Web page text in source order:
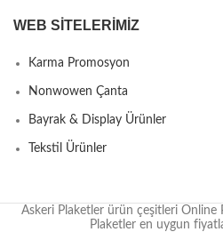
WEB SITELERIMIZ
Karma Promosyon
Nonwowen Çanta
Bayrak & Display Ürünler
Tekstil Ürünler
Askeri Plaketler ürün çeşitleri Online
Plaketler en uygun